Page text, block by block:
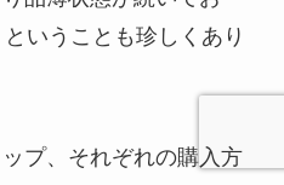
いうことも珍しくあり
プ、それぞれの購入方